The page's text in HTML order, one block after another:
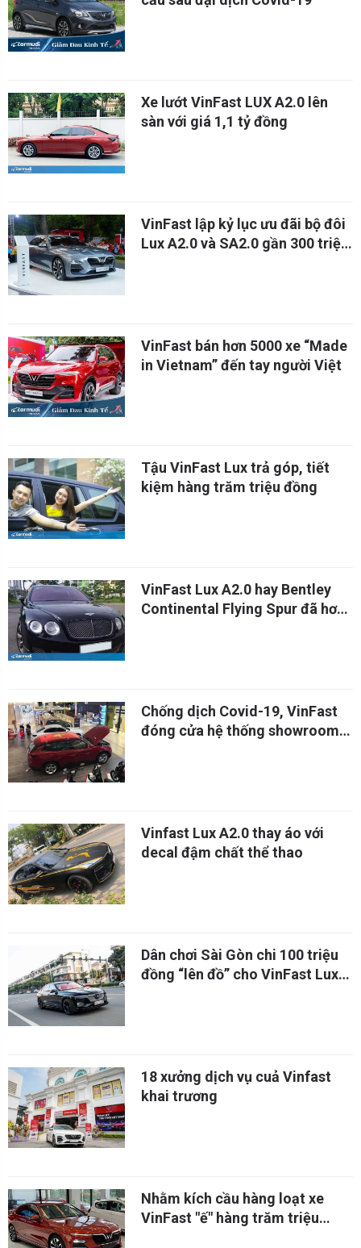
Xe lướt VinFast LUX A2.0 lên
sàn với giá 1,1 tỷ đồng
VinFast lập kỷ lục ưu đãi bộ đôi
Lux A2.0 và SA2.0 gần 300 triệu
VinFast bán hơn 5000 xe “Made
in Vietnam” đến tay người Việt
Tậu VinFast Lux trả góp, tiết
kiệm hàng trăm triệu đồng
VinFast Lux A2.0 hay Bentley
Continental Flying Spur đã hơn
Chống dịch Covid-19, VinFast
đóng cửa hệ thống showroom
Vinfast Lux A2.0 thay áo với
decal đậm chất thể thao
Dân chơi Sài Gòn chi 100 triệu
đồng “lên đồ” cho VinFast Lux
18 xưởng dịch vụ cuả Vinfast
khai trương
Nhằm kích cầu hàng loạt xe
VinFast "ế" hàng trăm triệu